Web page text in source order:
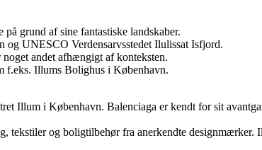
grund af sine fantastiske landskaber.
UNESCO Verdensarvsstedet Ilulissat Isfjord.
andet afhængigt af konteksten.
f.eks. Illums Bolighus i København.
Illum i København. Balenciaga er kendt for sit
og boligtilbehør fra anerkendte